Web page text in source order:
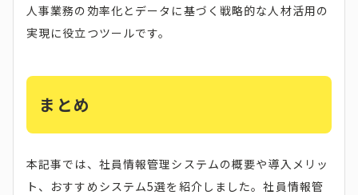
人事業務の効率化とデータに基づく戦略的な人材活用の
実現に役立つツールです。
まとめ
本記事では、社員情報管理システムの概要や導入メリッ
ト、おすすめシステム5選を紹介しました。社員情報管